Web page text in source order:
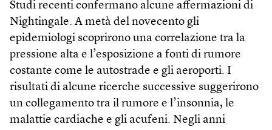
Studi recenti confermano alcune affermazioni di
Nightingale. A metà del novecento gli
epidemiologi scoprirono una correlazione tra la
pressione alta e l’esposizione a fonti di rumore
costante come le autostrade e gli aeroporti. I
risultati di alcune ricerche successive suggerirono
un collegamento tra il rumore e l’insonnia, le
malattie cardiache e gli acufeni. Negli anni